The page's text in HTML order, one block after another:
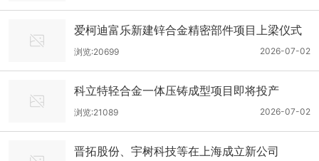
爱柯迪富乐新建锌合金精密部件项目上梁仪式
隆重举行
2026-07-02
浏览:20699
科立特轻合金一体压铸成型项目即将投产
2026-07-02
浏览:21089
晋拓股份、宇树科技等在上海成立新公司